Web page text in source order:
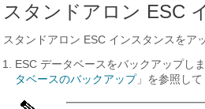
スタンドアロン ESC
スタンドアロン ESC インスタンスをア
ESC データベースをバックアップし
タベースのバックアップ」を参照して